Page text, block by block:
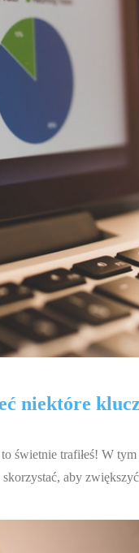
niektóre
świetnie trafiłeś! W
aby